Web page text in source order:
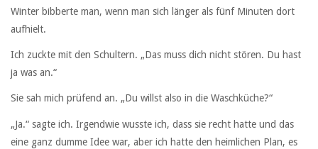
Winter bibberte man, wenn man sich länger als fünf Minuten dort
aufhielt.
Ich zuckte mit den Schultern. „Das muss dich nicht stören. Du hast
ja was an.“
Sie sah mich prüfend an. „Du willst also in die Waschküche?“
„Ja.“ sagte ich. Irgendwie wusste ich, dass sie recht hatte und das
eine ganz dumme Idee war, aber ich hatte den heimlichen Plan, es